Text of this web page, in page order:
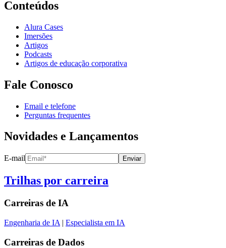
Conteúdos
Alura Cases
Imersões
Artigos
Podcasts
Artigos de educação corporativa
Fale Conosco
Email e telefone
Perguntas frequentes
Novidades e Lançamentos
E-mail Enviar
Trilhas por carreira
Carreiras de IA
Engenharia de IA | Especialista em IA
Carreiras de Dados